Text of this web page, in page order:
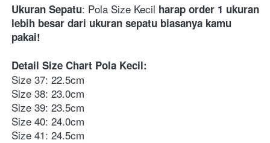
Ukuran Sepatu: Pola Size Kecil harap order 1 ukuran
lebih besar dari ukuran sepatu biasanya kamu
pakai!
Detail Size Chart Pola Kecil:
Size 37: 22.5cm
Size 38: 23.0cm
Size 39: 23.5cm
Size 40: 24.0cm
Size 41: 24.5cm